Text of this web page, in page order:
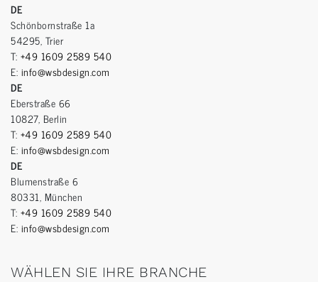
DE
Schönbornstraße 1a
54295, Trier
T: +49 1609 2589 540
E: info@wsbdesign.com
DE
Eberstraße 66
10827, Berlin
T: +49 1609 2589 540
E: info@wsbdesign.com
DE
Blumenstraße 6
80331, München
T: +49 1609 2589 540
E: info@wsbdesign.com
WÄHLEN SIE IHRE BRANCHE